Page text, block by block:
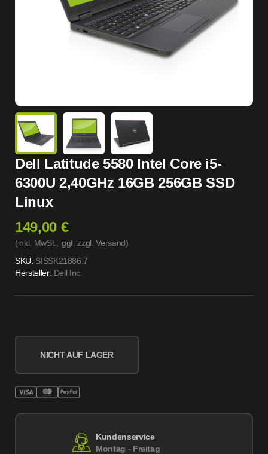
Dell Latitude 5580 Intel Core i5-
6300U 2,40GHz 16GB 256GB SSD
Linux
149,00 €
(inkl. MwSt., ggf. zzgl. Versand)
SKU: SISSK21886.7
Hersteller: Dell Inc.
NICHT AUF LAGER
Kundenservice
Montag - Freitag